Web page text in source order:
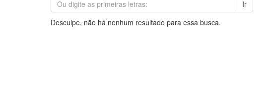
Ir
Desculpe, não há nenhum resultado para essa busca.